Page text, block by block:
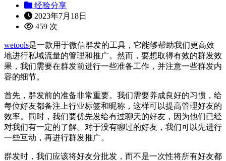
经验分享
2023年7月18日
459 次
wetools是一款用于微信群发的工具，它能够帮助我们更高效
地进行私域流量的管理和推广。然而，要想取得有效的群发效
果，我们需要在群发前进行一些准备工作，并注意一些群发内
容的细节。
首先，群发前的准备非常重要。我们需要养成良好的习惯，给
每位好友都备注上行业标签和昵称，这样可以提高管理好友的
效率。同时，我们要优先发给有过聊天的好友，因为他们已经
对我们有一定的了解。对于没有聊过的好友，我们可以先进行
一些互动，再进行群发推广。
群发时，我们应该将好友分批发，而不是一次性将所有好友都